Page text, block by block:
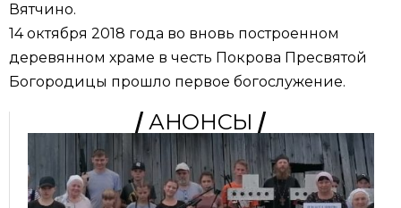
Вятчино.
14 октября 2018 года во вновь построенном
деревянном храме в честь Покрова Пресвятой
Богородицы прошло первое богослужение.
АНОНСЫ